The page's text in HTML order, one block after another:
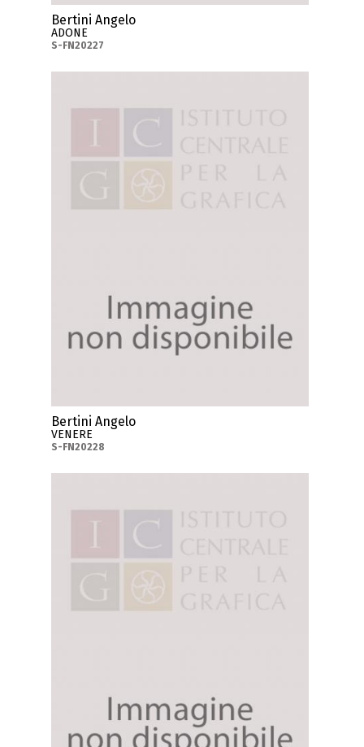
Bertini Angelo
ADONE
S-FN20227
Bertini Angelo
VENERE
S-FN20228